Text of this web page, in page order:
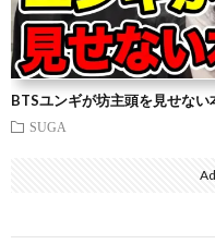
BTSユンギが坊主頭を見せない
SUGA